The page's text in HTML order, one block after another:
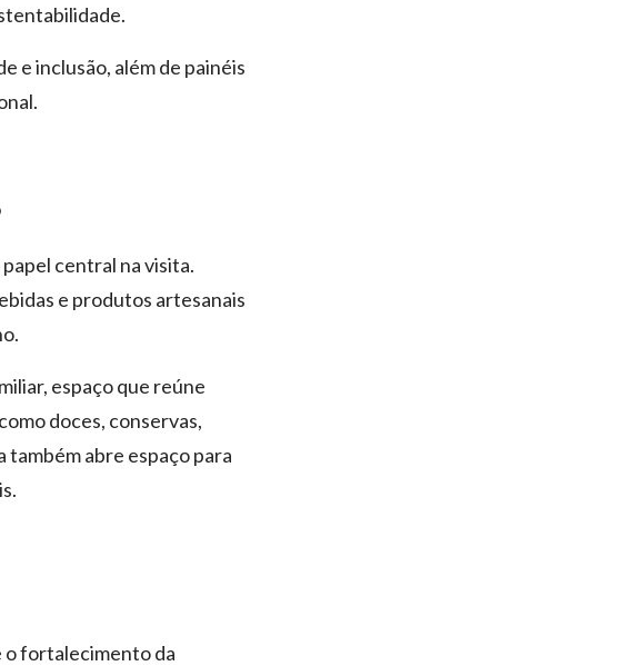
e inclusão, além de painéis
central na visita.
e produtos artesanais
espaço que reúne
doces, conservas,
abre espaço para
o fortalecimento da